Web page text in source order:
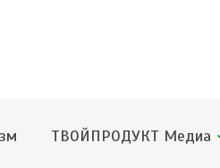
ТВОЙПРОДУКТ Медиа